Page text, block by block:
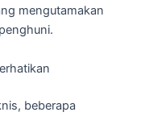
mengutamakan
beberapa